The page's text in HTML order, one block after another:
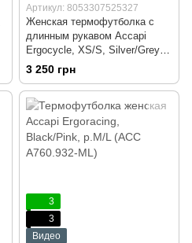
Артикул: 8053307525327
Женская термофутболка с
длинным рукавом Accapi
Ergocycle, XS/S, Silver/Grey
(ACC RА211.0360-XSS)
3 250 грн
3
3
Видео